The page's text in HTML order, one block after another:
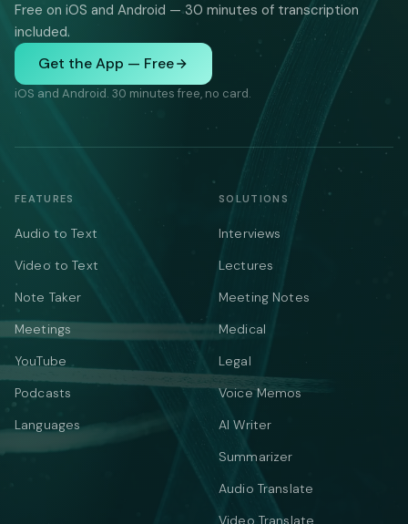
Free on iOS and Android — 30 minutes of transcription
included.
Get the App — Free
iOS and Android. 30 minutes free, no card.
FEATURES
Audio to Text
Video to Text
Note Taker
Meetings
YouTube
Podcasts
Languages
SOLUTIONS
Interviews
Lectures
Meeting Notes
Medical
Legal
Voice Memos
AI Writer
Summarizer
Audio Translate
Video Translate